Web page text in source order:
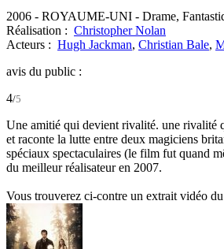
2006 - ROYAUME-UNI - Drame,
Réalisation : Christopher Nolan
Acteurs : Hugh Jackman, Christian Bale,
avis du public :
4/5
Une amitié qui devient rivalité. une rivalité
et raconte la lutte entre deux magiciens
spéciaux spectaculaires (le film fut quand
du meilleur réalisateur en 2007.
Vous trouverez ci-contre un extrait vidéo